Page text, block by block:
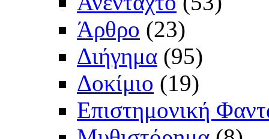
Άρθρο (23)
Διήγημα (95)
Δοκίμιο (19)
Επιστημονική